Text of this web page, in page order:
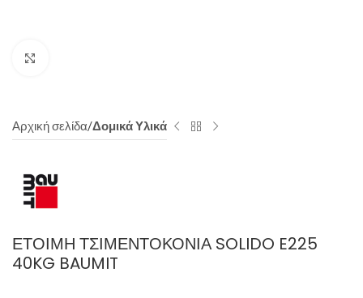
Αρχική σελίδα Δομικά Υλικά
ΈΤΟΙΜΗ ΤΣΙΜΕΝΤΟΚΟΝΊΑ SOLIDO E225
40KG BAUMIT